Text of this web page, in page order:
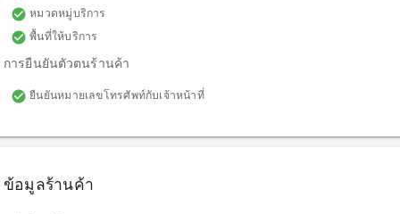
check_circle หมวดหมู่บริการ
check_circle พื้นที่ให้บริการ
การยืนยันตัวตนร้านค้า
check_circle ยืนยันหมายเลขโทรศัพท์กับเจ้าหน้าที่
ข้อมูลร้านค้า